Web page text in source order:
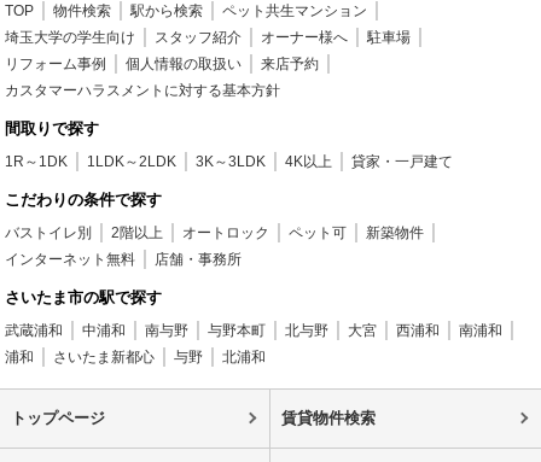
TOP 物件検索 駅から検索
ペット共生マンション
埼玉大学の学生向け
スタッフ紹介 オーナー様へ
駐車場
リフォーム事例
個人情報の取扱い
来店予約
カスタマーハラスメントに対する基本方針
間取りで探す
1R～1DK 1LDK～2LDK 3K～3LDK 4K以上 貸家・一戸建て
こだわりの条件で探す
バストイレ別 2階以上 オートロック ペット可
新築物件
インターネット無料
店舗・事務所
さいたま市の駅で探す
武蔵浦和 中浦和 南与野 与野本町 北与野 大宮 西浦和
南浦和
浦和
さいたま新都心 与野 北浦和
トップページ 賃貸物件検索